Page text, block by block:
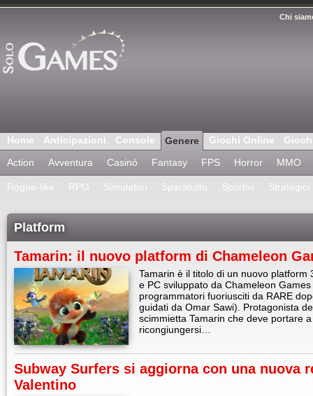
Chi
Home Anticipazioni Console Genere Giochi Online
Action
Avventura Casinò Fantasy FPS Horror MMO
Rogue-like RPG Simulatori Sparatutto Sportivi Strategici
Platform
Tamarin: il nuovo platform di Chameleon
Tamarin è il titolo di un nuovo platform
e PC sviluppato da Chameleon
programmatori fuoriusciti da RARE
guidati da Omar Sawi). Protagonista
scimmietta Tamarin che deve portare
ricongiungersi…
Subway Surfers si aggiorna con una nuova
Valentino